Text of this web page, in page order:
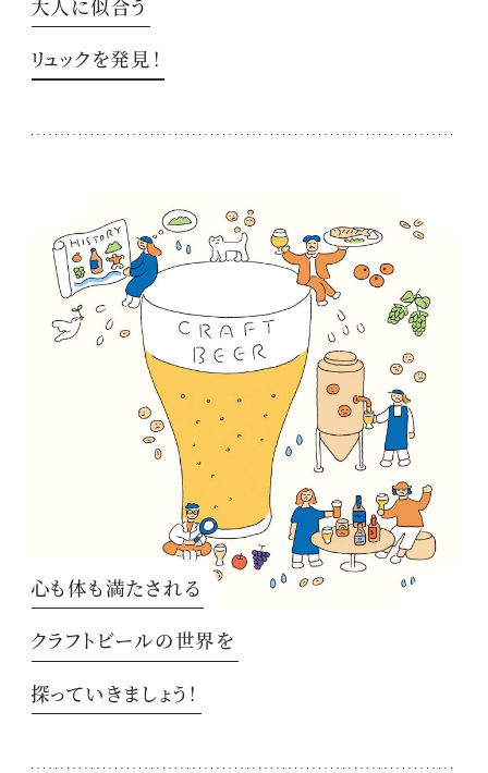
大人に似合う
リュックを発見！
心も体も満たされる
クラフトビールの世界を
探っていきましょう！